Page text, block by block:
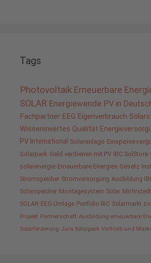
Tags
Photovoltaik Erneuerbare
SOLAR Energiewende PV in
Fachpartner EEG Eigenverbrauch
Wissenswertes Qualität
PV International Solaranlage
Solarpark Geld verdienen mit PV IBC SolStore
solarenergie Erneuerbare Energien Gesetz
Stromspeicher Stromversorgung Ausbildung
Solarspeicher Montagesystem Solar Möhrstedt
SOLAR EEG-Umlage Portfolio IBC Solarmarkt
Projekt Partnerschaft Ausbildung erneuerbare
Solarförderung Jura Solarpark Vertrieb und